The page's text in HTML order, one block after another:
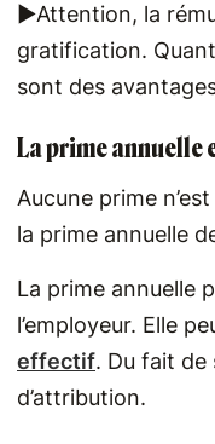
►Attention, la
gratification.
sont des
La prime annuelle
Aucune prime
la prime annuelle
La prime annuelle
l’employeur. Elle
effectif. Du fait de
d’attribution.